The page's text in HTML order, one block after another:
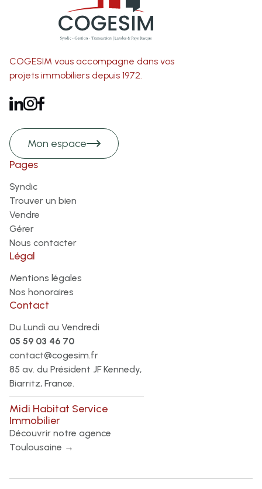
COGESIM vous accompagne dans vos
projets immobiliers depuis 1972.
Mon espace
Pages
Syndic
Trouver un bien
Vendre
Gérer
Nous contacter
Légal
Mentions légales
Nos honoraires
Contact
Du Lundi au Vendredi
05 59 03 46 70
contact@cogesim.fr
85 av. du Président JF Kennedy,
Biarritz, France.
Midi Habitat Service
Immobilier
Découvrir notre agence
Toulousaine →